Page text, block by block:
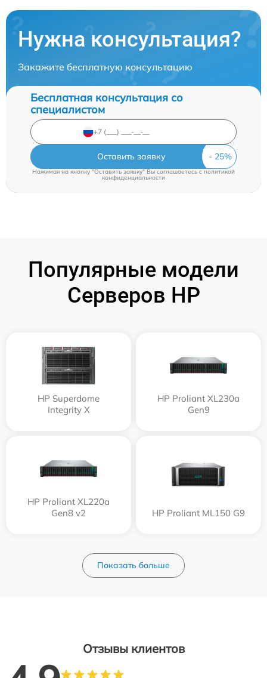
Нужна консультация?
Закажите бесплатную консультацию
Бесплатная консультация со
специалистом
Оставить заявку
Нажимая на кнопку "Оставить заявку" Вы соглашаетесь cполитикой
конфиденциальности
Популярные модели
Серверов HP
HP Superdome
Integrity Х
HP Proliant XL230a
Gen9
HP Proliant XL220a
Gen8 v2
HP Proliant ML150 G9
Показать больше
Отзывы клиентов